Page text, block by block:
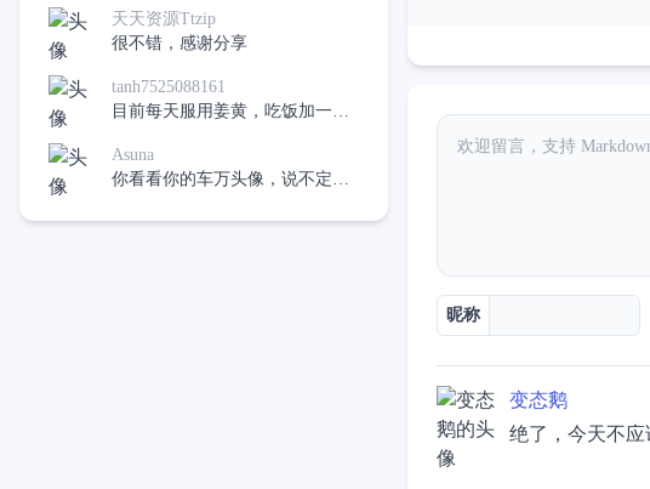
天天资源Ttzip
很不错，感谢分享
tanh7525088161
目前每天服用姜黄，吃饭加一
肠溃疡。
Asuna
你看看你的车万头像，说不定真
昵称
变态鹅
绝了，今天不应